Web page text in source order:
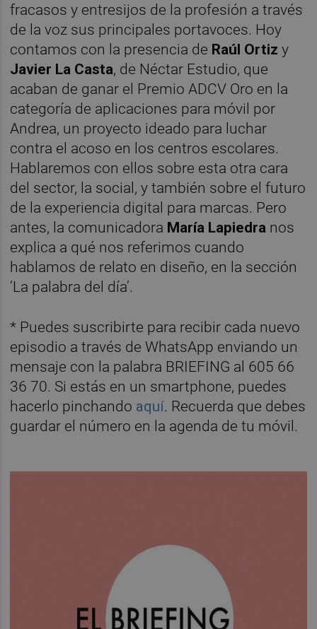
fracasos y entresijos de la profesión a través
de la voz sus principales portavoces. Hoy
contamos con la presencia de Raúl Ortiz y
Javier La Casta, de Néctar Estudio, que
acaban de ganar el Premio ADCV Oro en la
categoría de aplicaciones para móvil por
Andrea, un proyecto ideado para luchar
contra el acoso en los centros escolares.
Hablaremos con ellos sobre esta otra cara
del sector, la social, y también sobre el futuro
de la experiencia digital para marcas. Pero
antes, la comunicadora María Lapiedra nos
explica a qué nos referimos cuando
hablamos de relato en diseño, en la sección
‘La palabra del día’.
* Puedes suscribirte para recibir cada nuevo
episodio a través de WhatsApp enviando un
mensaje con la palabra BRIEFING al 605 66
36 70. Si estás en un smartphone, puedes
hacerlo pinchando aquí. Recuerda que debes
guardar el número en la agenda de tu móvil.